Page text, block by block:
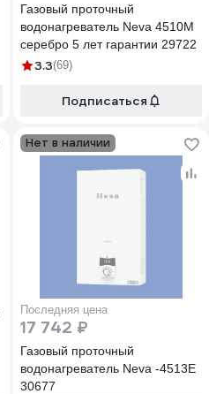
Газовый проточный
водонагреватель Neva 4510М
серебро 5 лет гарантии 29722
3.3(69)
Подписаться
Нет в наличии
Последняя цена
17 742 ₽
Газовый проточный
водонагреватель Neva -4513E
30677